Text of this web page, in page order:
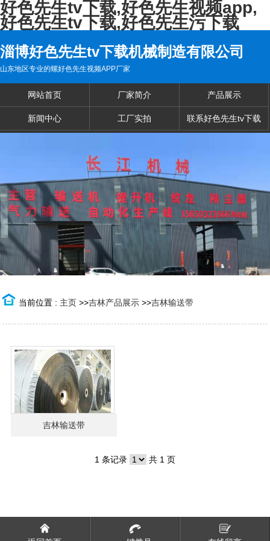
好色先生tv下载,好色先生视频app,
好色先生tv下载,好色先生污下载
淄博好色先生tv下载机械制造有限公司
山东地区专业的螺好色先生视频APP厂家
网站首页 厂家简介 产品展示
新闻中心 工厂实拍 联系好色先生tv下载
当前位置 : 主页 >>吉林产品展示 >>吉林输送带
吉林输送带
1 条记录 共 1 页